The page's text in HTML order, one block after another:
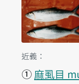
第1項釋義的
近義：
① 麻虱目